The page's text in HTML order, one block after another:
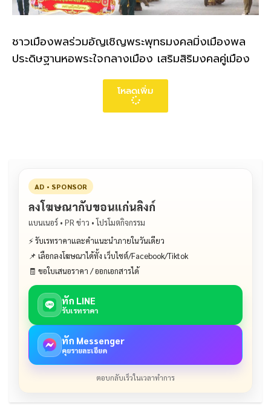
ชาวเมืองพลร่วมอัญเชิญพระพุทธมงคลมิ่งเมืองพล
ประดิษฐานหอพระใจกลางเมือง เสริมสิริมงคลคู่เมือง
โหลดเพิ่ม
AD • SPONSOR
ลงโฆษณากับขอนแก่นลิงก์
แบนเนอร์ • PR ข่าว • โปรโมตกิจกรรม
⚡ รับเรทราคาและคำแนะนำภายในวันเดียว
📌 เลือกลงโฆษณาได้ทั้ง เว็บไซต์/Facebook/Tiktok
🧾 ขอใบเสนอราคา / ออกเอกสารได้
ทัก LINE
รับเรทราคา
ทัก Messenger
คุยรายละเอียด
ตอบกลับเร็วในเวลาทำการ